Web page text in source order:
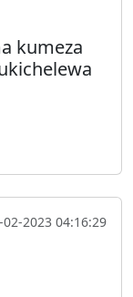
kumeza
02-2023 04:16:29